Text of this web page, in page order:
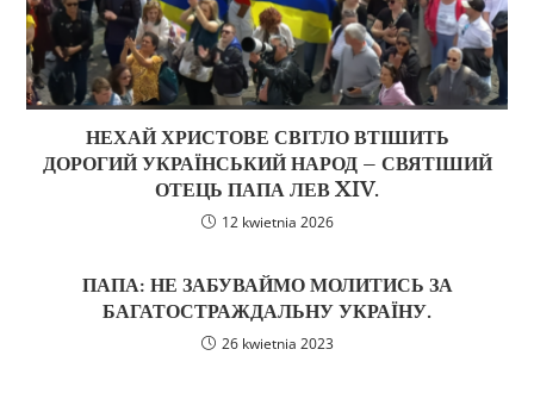
НЕХАЙ ХРИСТОВЕ СВІТЛО ВТІШИТЬ
ДОРОГИЙ УКРАЇНСЬКИЙ НАРОД – СВЯТІШИЙ
ОТЕЦЬ ПАПА ЛЕВ XIV.
12 kwietnia 2026
ПАПА: НЕ ЗАБУВАЙМО МОЛИТИСЬ ЗА
БАГАТОСТРАЖДАЛЬНУ УКРАЇНУ.
26 kwietnia 2023